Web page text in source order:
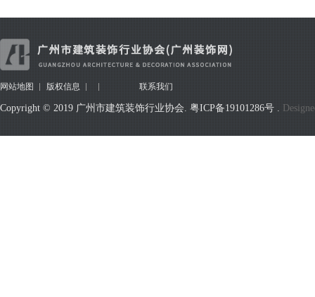
网站地图 版权信息 联系我们
Copyright © 2019 广州市建筑装饰行业协会. 粤ICP备19101286号